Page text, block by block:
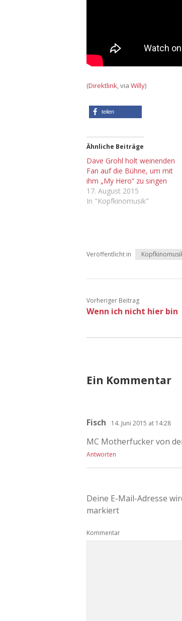
(Direktlink, via Willy)
teilen
Ähnliche Beiträge
Dave Grohl holt weinenden
Fan auf die Bühne, um mit
ihm „My Hero“ zu singen
17. August 2015
In "Kopfkinomusik"
Veröffentlicht in
Vorheriger Beitrag
Wenn ich nicht hier bin
Ein Kommentar
Fisch 14. Juni 2015 at 14:28
MC Motherfucker von
Antworten
Deine E-Mail-Adresse
markiert
Kommentar